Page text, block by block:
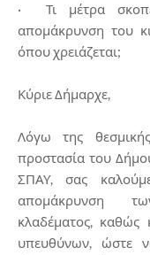
· Τι μέτρα
απομάκρυνση του
όπου χρειάζεται;
Κύριε Δήμαρχε,
Λόγω της
προστασία του
ΣΠΑΥ, σας
απομάκρυνση
κλαδέματος, καθώς
υπευθύνων, ώστε